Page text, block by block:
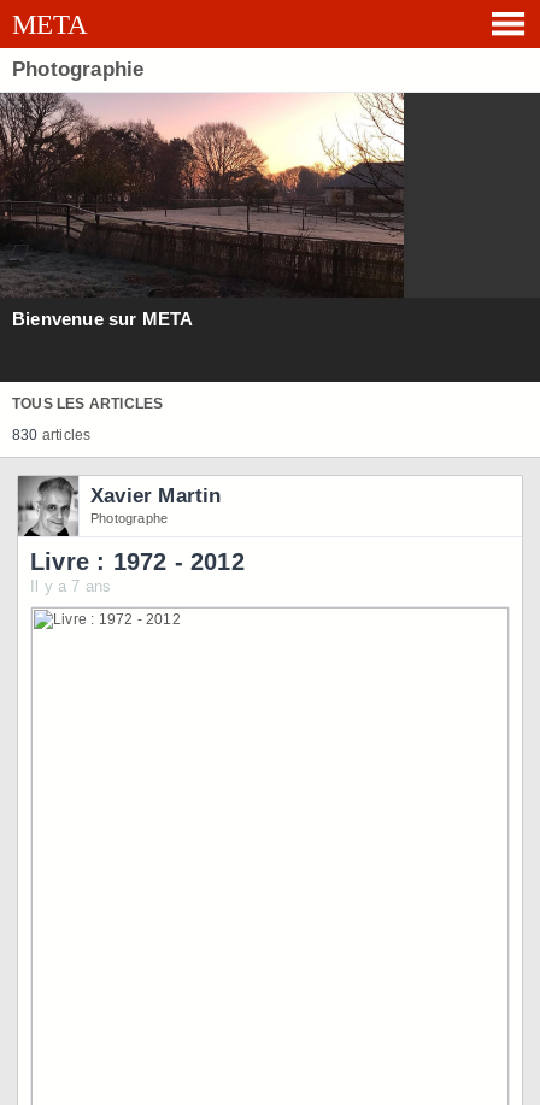
Photographie
Bienvenue sur META
TOUS LES ARTICLES
830 articles
Xavier Martin
Photographe
Livre : 1972 - 2012
Il y a 7 ans